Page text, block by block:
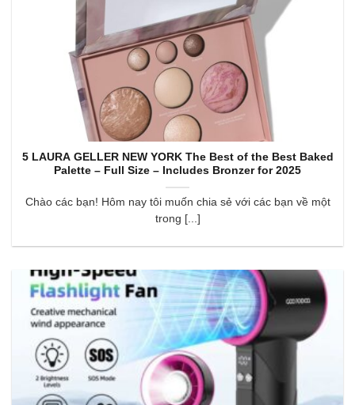
5 LAURA GELLER NEW YORK The Best of the Best Baked
Palette – Full Size – Includes Bronzer for 2025
Chào các bạn! Hôm nay tôi muốn chia sẻ với các bạn về một
trong [...]